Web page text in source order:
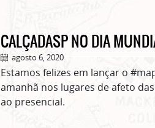
CALÇADASP NO DIA
agosto 6, 2020
Estamos felizes em lançar o
amanhã nos lugares de afeto
ao presencial.